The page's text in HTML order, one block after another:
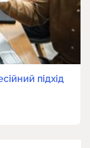
підхід